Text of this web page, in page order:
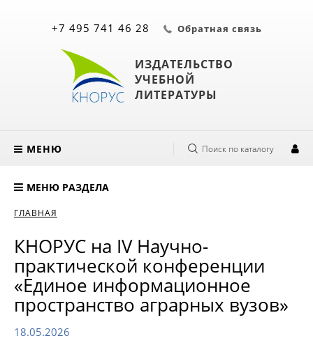
ИЗДАТЕЛЬСТВО
УЧЕБНОЙ
ЛИТЕРАТУРЫ
+7 495 741 46 28 Обратная связь
МЕНЮ Поиск по каталогу
МЕНЮ РАЗДЕЛА
ГЛАВНАЯ
КНОРУС на IV Научно-
практической конференции
«Единое информационное
пространство аграрных вузов»
18.05.2026